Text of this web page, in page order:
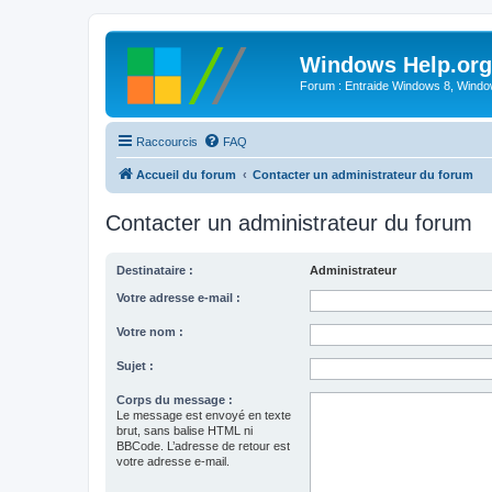
Windows Help.org
Forum : Entraide Windows 8,
Raccourcis FAQ
Accueil du forum Contacter un administrateur du forum
Contacter un administrateur du forum
Destinataire : Administrateur
Votre adresse e-mail :
Votre nom :
Sujet :
Corps du message :
Le message est envoyé en texte
brut, sans balise HTML ni
BBCode. L’adresse de retour est
votre adresse e-mail.